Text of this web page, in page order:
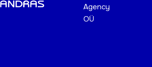
Agency
OÜ